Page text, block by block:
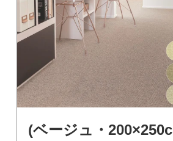
(ベージュ・200×250c